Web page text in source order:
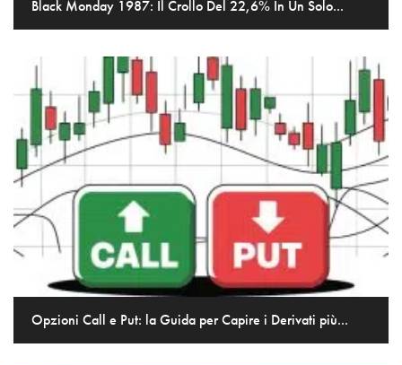
Black Monday 1987: Il Crollo Del 22,6% In Un Solo...
Opzioni Call e Put: la Guida per Capire i Derivati più...